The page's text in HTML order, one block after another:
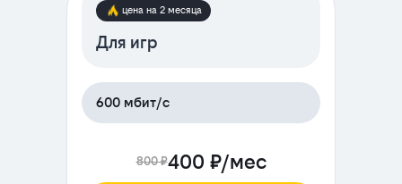
цена на 2 месяца
Для игр
600 мбит/с
800 ₽400 ₽/мес